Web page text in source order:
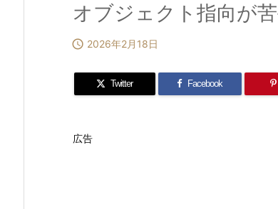
オブジェクト指向が
 2026年2月18日
Twitter Facebook
広告